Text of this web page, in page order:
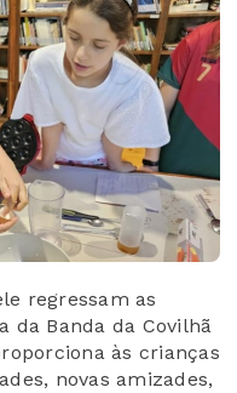
regressam as
da Banda da Covilhã
às crianças
novas amizades,